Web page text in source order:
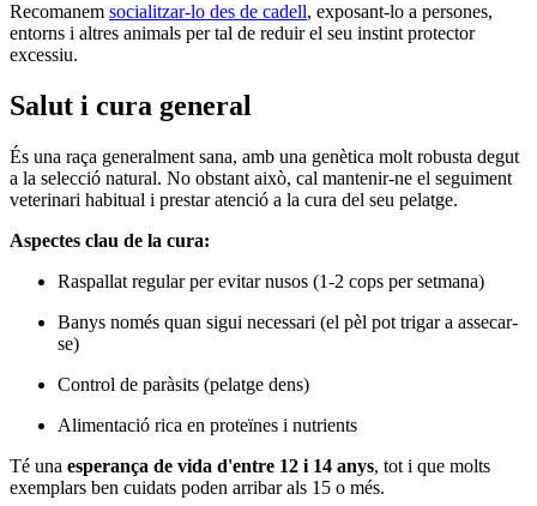
Recomanem socialitzar-lo des de cadell, exposant-lo a persones,
entorns i altres animals per tal de reduir el seu instint protector
excessiu.
Salut i cura general
És una raça generalment sana, amb una genètica molt robusta degut
a la selecció natural. No obstant això, cal mantenir-ne el seguiment
veterinari habitual i prestar atenció a la cura del seu pelatge.
Aspectes clau de la cura:
Raspallat regular per evitar nusos (1-2 cops per setmana)
Banys només quan sigui necessari (el pèl pot trigar a assecar-
se)
Control de paràsits (pelatge dens)
Alimentació rica en proteïnes i nutrients
Té una esperança de vida d'entre 12 i 14 anys, tot i que molts
exemplars ben cuidats poden arribar als 15 o més.